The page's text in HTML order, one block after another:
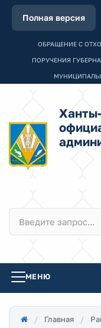
Полная версия
ОБРАЩЕНИЕ С
ПОРУЧЕНИЯ
МЕНЮ
Главная